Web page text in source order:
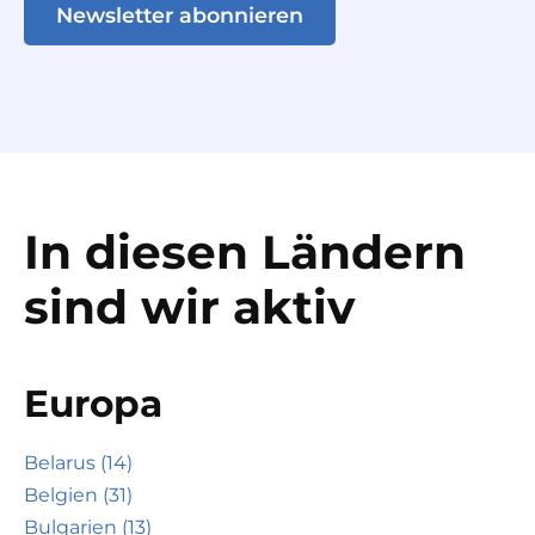
Newsletter abonnieren
In diesen Ländern
sind wir aktiv
Europa
Belarus (14)
Belgien (31)
Bulgarien (13)